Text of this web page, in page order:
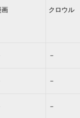
画 クロウル
－
－
－